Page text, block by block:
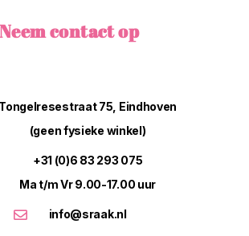
Neem contact op
Tongelresestraat 75, Eindhoven
(geen fysieke winkel)
+31 (0)6 83 293 075
Ma t/m Vr 9.00-17.00 uur
info@sraak.nl